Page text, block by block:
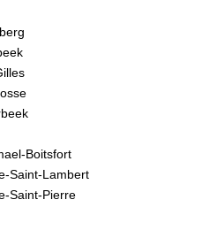
Boitsfort
Saint-Lambert
Saint-Pierre